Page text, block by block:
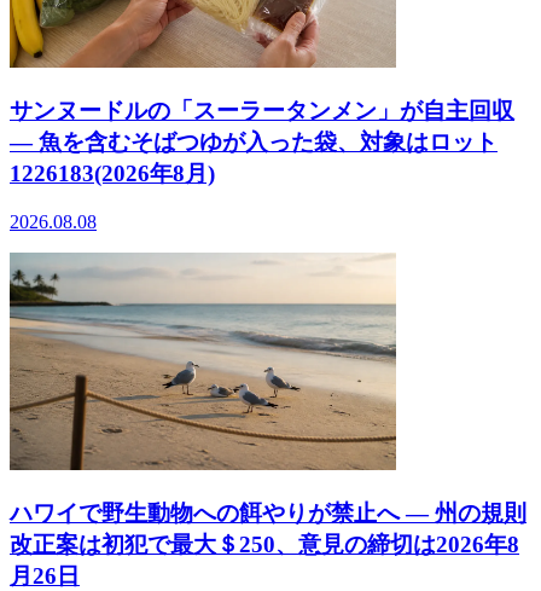
サンヌードルの「スーラータンメン」が自主回収
― 魚を含むそばつゆが入った袋、対象はロット
1226183(2026年8月)
2026.08.08
ハワイで野生動物への餌やりが禁止へ ― 州の規則
改正案は初犯で最大＄250、意見の締切は2026年8
月26日